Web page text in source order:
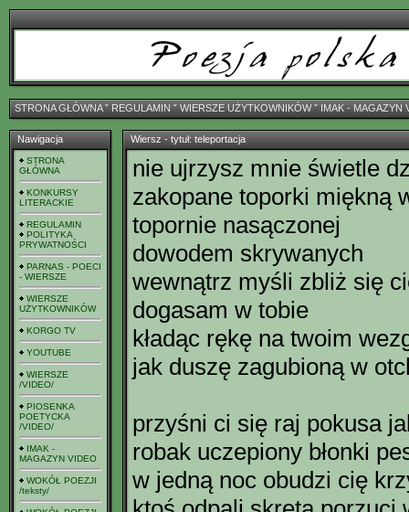
STRONA GŁÓWNAˇ REGULAMIN ˇ WIERSZE UŻYTKOWNIKÓWˇ IMAK - MAGAZYN
Nawigacja
STRONA
GŁÓWNA
KONKURSY
LITERACKIE
REGULAMIN
POLITYKA
PRYWATNOŚCI
PARNAS - POECI
- WIERSZE
WIERSZE
UŻYTKOWNIKÓW
KORGO TV
YOUTUBE
WIERSZE
/VIDEO/
PIOSENKA
POETYCKA
/VIDEO/
IMAK -
MAGAZYN VIDEO
WOKÓŁ POEZJI
/teksty/
Wiersz - tytuł: teleportacja
nie ujrzysz mnie świetle
zakopane toporki miękną
topornie nasączonej
dowodem skrywanych
wewnątrz myśli zbliż się
dogasam w tobie
kładąc rękę na twoim
jak duszę zagubioną w
przyśni ci się raj pokusa
robak uczepiony błonki
w jedną noc obudzi cię